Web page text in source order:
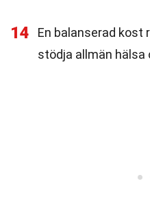
14
En balanserad kost
stödja allmän hälsa